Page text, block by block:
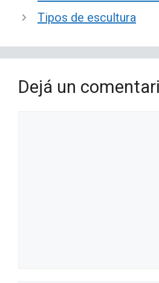
Tipos de escultura
Dejá un